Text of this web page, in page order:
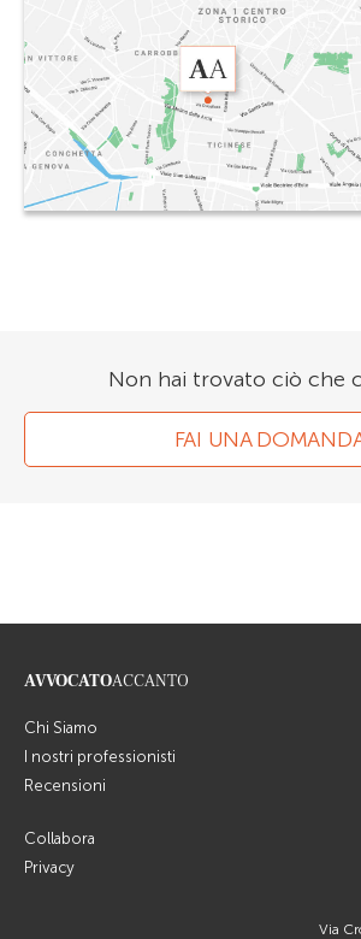
Non hai trovato ciò che
FAI UNA
AVVOCATOACCANTO
Chi Siamo
I nostri professionisti
Recensioni
Collabora
Privacy
Via